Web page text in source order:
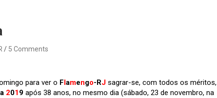
5 Comments
para ver o Flamengo-RJ sagrar-se, com todos os méritos,
a 2019 após 38 anos, no mesmo dia (sábado, 23 de novembro, na